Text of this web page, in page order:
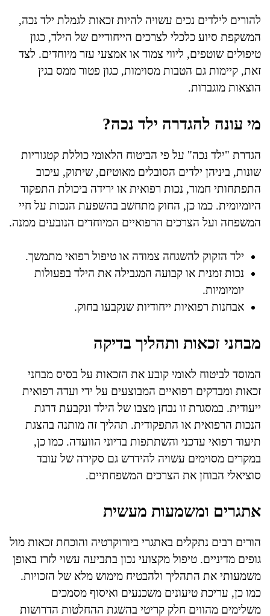
להורים לילדים נכים עשויה להיות זכאות לגמלת ילד נכה,
המשקפת סיוע כלכלי לצרכים הייחודיים של הילד, כגון
טיפולים שוטפים, ליווי צמוד או אמצעי עזר מיוחדים. לצד
זאת, קיימות גם הטבות מסוימות, כגון פטור ממס בגין
הוצאות מוגברות.
מי עונה להגדרה ילד נכה?
הגדרת "ילד נכה" על פי הביטוח הלאומי כוללת קטגוריות
שונות, ביניהן ילדים הסובלים מאוטיזם, שיתוק, עיכוב
התפתחותי חמור, נכות רפואית או ירידה ביכולת התפקוד
היומיומית. כמו כן, החוק מתחשב בהשפעת הנכות על חיי
המשפחה ועל הצרכים הרפואיים המיוחדים הנובעים ממנה.
ילד הזקוק להשגחה צמודה או טיפול רפואי מתמשך.
נכות זמנית או קבועה המגבילה את הילד בפעולות
יומיומיות.
אבחנות רפואיות ייחודיות שנקבעו בחוק.
מבחני זכאות ותהליך בדיקה
המוסד לביטוח לאומי קובע את הזכאות על בסיס מבחני
זכאות ומבדקים רפואיים המבוצעים על ידי ועדה רפואית
ייעודית. במסגרת זו נבחן מצבו של הילד ונקבעת דרגת
הנכות הרפואית או התפקודית. תהליך זה מותנה בהצגת
תיעוד רפואי עדכני והשתתפות בדיוני הוועדה. כמו כן,
במקרים מסוימים עשויה להידרש גם סקירה של עובד
סוציאלי הבוחן את הצרכים המשפחתיים.
אתגרים ומשמעות מעשית
הורים רבים נתקלים באתגרי ביורוקרטיה והוכחת זכאות מול
גופים מדיניים. טיפול מקצועי נכון בתביעה עשוי לזרז באופן
משמעותי את התהליך ולהבטיח מימוש מלא של הזכויות.
כמו כן, עריכת טיעונים משכנעים ואיסוף מסמכים
משלימים מהווים חלק קריטי בהשגת ההחלטות הדרושות